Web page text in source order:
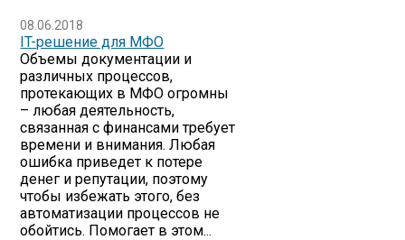
08.06.2018
IT-решение для МФО
Объемы документации и
различных процессов,
протекающих в МФО огромны
– любая деятельность,
связанная с финансами требует
времени и внимания. Любая
ошибка приведет к потере
денег и репутации, поэтому
чтобы избежать этого, без
автоматизации процессов не
обойтись. Помогает в этом...